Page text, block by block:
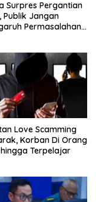
Surpres Pergantian
Publik Jangan
Permasalahan
Love Scamming
Korban Di Orang
Terpelajar